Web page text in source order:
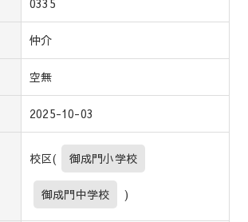
0335
仲介
空無
2025-10-03
校区( 御成門小学校
御成門中学校 )